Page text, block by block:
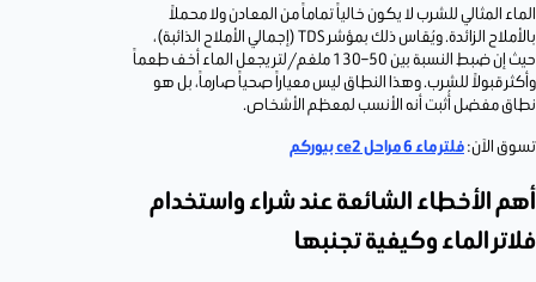
الماء المثالي للشرب لا يكون خالياً تماماً من المعادن ولا محملاً
بالأملاح الزائدة. ويُقاس ذلك بمؤشر TDS (إجمالي الأملاح الذائبة)،
حيث إن ضبط النسبة بين 50–130 ملغم/لتر يجعل الماء أخف طعماً
وأكثر قبولاً للشرب. وهذا النطاق ليس معياراً صحياً صارماً، بل هو
نطاق مفضل أُثبت أنه الأنسب لمعظم الأشخاص.
تسوق الآن:فلتر ماء 6 مراحل ce2 بيوركم
أهم الأخطاء الشائعة عند شراء واستخدام
فلاتر الماء وكيفية تجنبها